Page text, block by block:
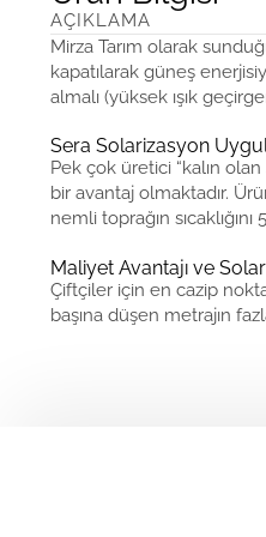
AÇIKLAMA
Mirza Tarım olarak
kapatılarak güneş
almalı (yüksek ışık
Sera Solarizasyon
Pek çok üretici “kalın
bir avantaj olmaktadır.
nemli toprağın
Maliyet Avantajı ve
Çiftçiler için en cazip
başına düşen metrajın